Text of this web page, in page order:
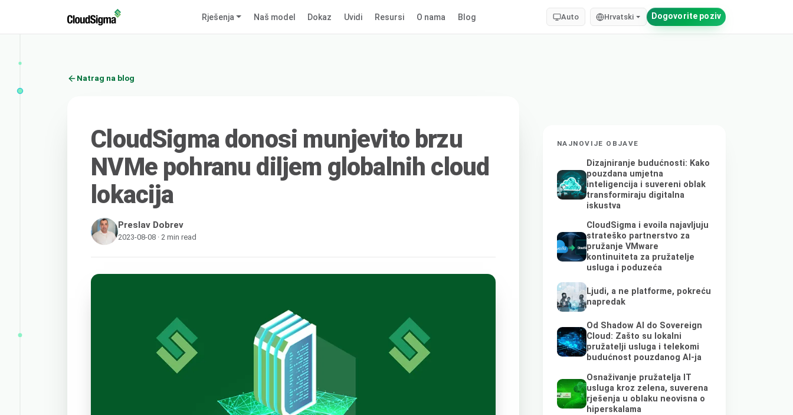
Rješenja Naš model Dokaz Uvidi Resursi O nama Blog Auto Hrvatski Dogovorite poziv
Natrag na blog
CloudSigma donosi munjevito brzu
NVMe pohranu diljem globalnih cloud
lokacija
Preslav Dobrev
2023-08-08 · 2 min read
NAJNOVIJE OBJAVE
Dizajniranje budućnosti: Kako
pouzdana umjetna
inteligencija i suvereni oblak
transformiraju digitalna
iskustva
CloudSigma i evoila najavljuju
strateško partnerstvo za
pružanje VMware
kontinuiteta za pružatelje
usluga i poduzeća
Ljudi, a ne platforme, pokreću
napredak
Od Shadow AI do Sovereign
Cloud: Zašto su lokalni
pružatelji usluga i telekomi
budućnost pouzdanog AI-ja
Osnaživanje pružatelja IT
usluga kroz zelena, suverena
rješenja u oblaku neovisna o
hiperskalama